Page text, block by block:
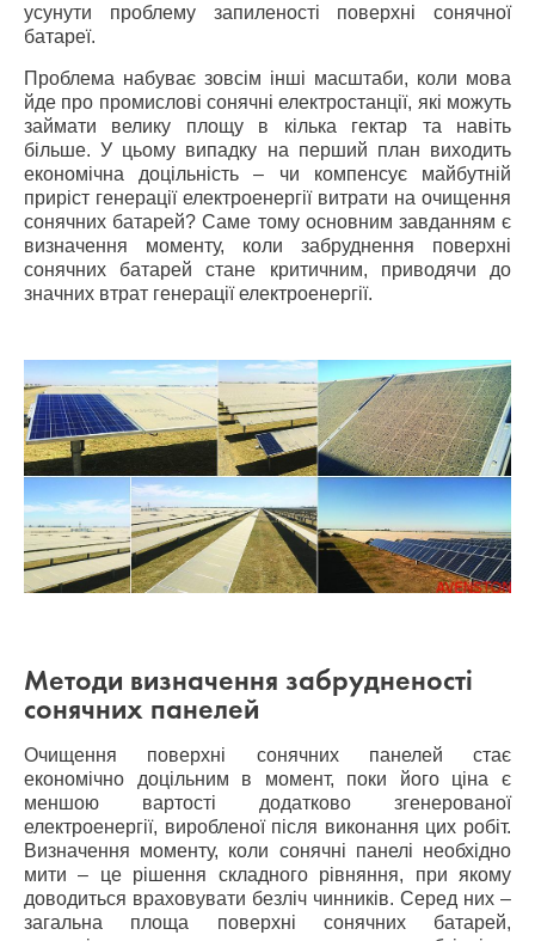
усунути проблему запиленості поверхні сонячної
батареї.
Проблема набуває зовсім інші масштаби, коли мова
йде про промислові сонячні електростанції, які можуть
займати велику площу в кілька гектар та навіть
більше. У цьому випадку на перший план виходить
економічна доцільність – чи компенсує майбутній
приріст генерації електроенергії витрати на очищення
сонячних батарей? Саме тому основним завданням є
визначення моменту, коли забруднення поверхні
сонячних батарей стане критичним, приводячи до
значних втрат генерації електроенергії.
Методи визначення забрудненості
сонячних панелей
Очищення поверхні сонячних панелей стає
економічно доцільним в момент, поки його ціна є
меншою вартості додатково згенерованої
електроенергії, виробленої після виконання цих робіт.
Визначення моменту, коли сонячні панелі необхідно
мити – це рішення складного рівняння, при якому
доводиться враховувати безліч чинників. Серед них –
загальна площа поверхні сонячних батарей,